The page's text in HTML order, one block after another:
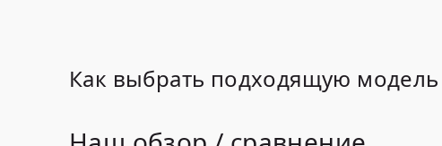
Как выбрать подходящую